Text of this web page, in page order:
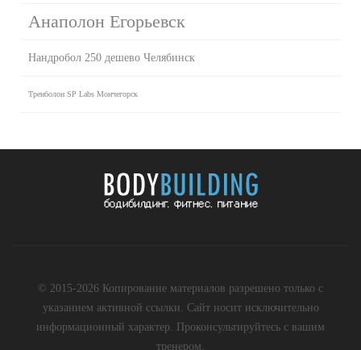
Анаполон Егорьевск
Нандробол 250 дешево Челябинск
Тренболон SP Labs Мончегорск
© 2015-2026 Копирование материалов разрешено только с
указанием активной ссылки. Сайт носит исключительно
информационный характер. Проконсультируйтесь с вашим
тренером.